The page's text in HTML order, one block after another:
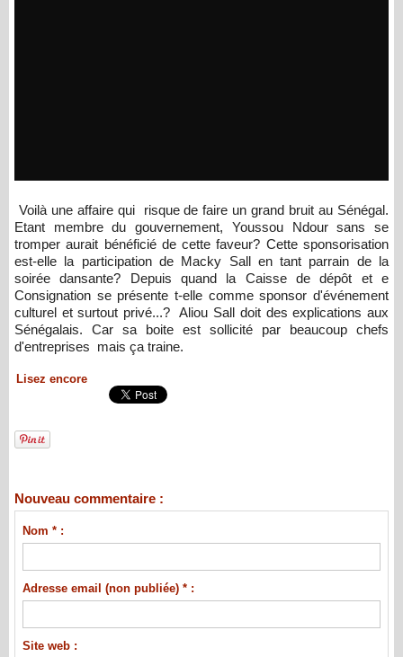
Voilà une affaire qui risque de faire un grand bruit au Sénégal.
Etant membre du gouvernement, Youssou Ndour sans se
tromper aurait bénéficié de cette faveur? Cette sponsorisation
est-elle la participation de Macky Sall en tant parrain de la
soirée dansante? Depuis quand la Caisse de dépôt et e
Consignation se présente t-elle comme sponsor d'événement
culturel et surtout privé...? Aliou Sall doit des explications aux
Sénégalais. Car sa boite est sollicité par beaucoup chefs
d'entreprises mais ça traine.
Lisez encore
Nouveau commentaire :
Nom * :
Adresse email (non publiée) * :
Site web :